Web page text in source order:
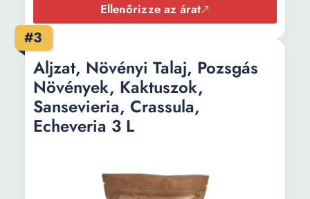
Ellenőrizze az árat
#3
Aljzat, Növényi Talaj, Pozsgás
Növények, Kaktuszok,
Sansevieria, Crassula,
Echeveria 3 L